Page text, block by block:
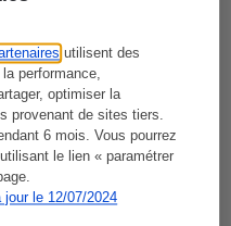
utilisent des
performance,
optimiser la
provenant de sites tiers.
6 mois. Vous pourrez
le lien « paramétrer
le 12/07/2024
mobile - Le
- Le protocole